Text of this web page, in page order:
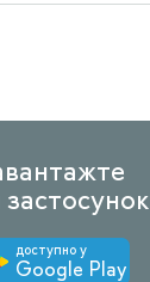
доступно у
Google Play